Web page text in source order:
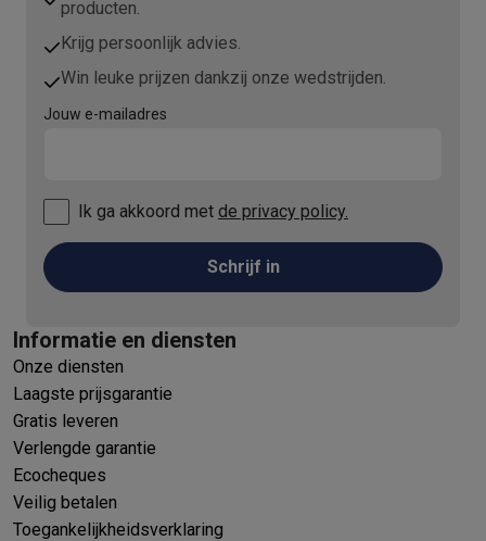
producten.
Krijg persoonlijk advies.
Win leuke prijzen dankzij onze wedstrijden.
Jouw e-mailadres
Ik ga akkoord met de privacy policy.
Schrijf in
Informatie en diensten
Onze diensten
Laagste prijsgarantie
Gratis leveren
Verlengde garantie
Ecocheques
Veilig betalen
Toegankelijkheidsverklaring